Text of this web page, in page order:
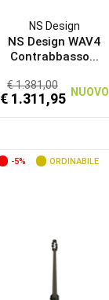
NS Design
NS Design WAV4
Contrabbasso...
€ 1.381,00
€ 1.311,95 NUOVO
-5% ORDINABILE